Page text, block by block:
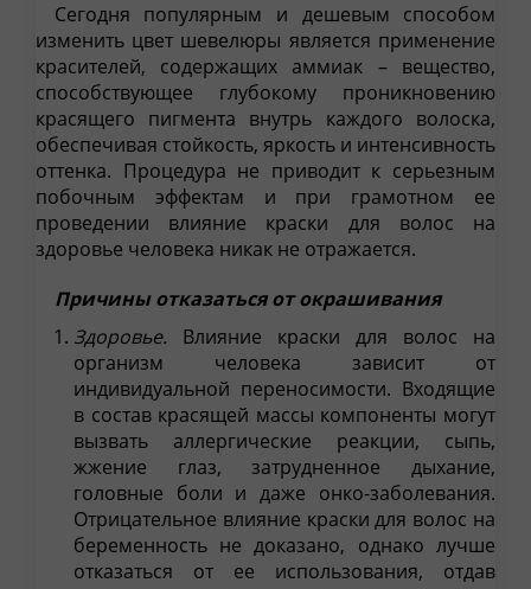
Сегодня популярным и дешевым способом
изменить цвет шевелюры является применение
красителей, содержащих аммиак – вещество,
способствующее глубокому проникновению
красящего пигмента внутрь каждого волоска,
обеспечивая стойкость, яркость и интенсивность
оттенка. Процедура не приводит к серьезным
побочным эффектам и при грамотном ее
проведении влияние краски для волос на
здоровье человека никак не отражается.
Причины отказаться от окрашивания
Здоровье. Влияние краски для волос на
организм человека зависит от
индивидуальной переносимости. Входящие
в состав красящей массы компоненты могут
вызвать аллергические реакции, сыпь,
жжение глаз, затрудненное дыхание,
головные боли и даже онко-заболевания.
Отрицательное влияние краски для волос на
беременность не доказано, однако лучше
отказаться от ее использования, отдав